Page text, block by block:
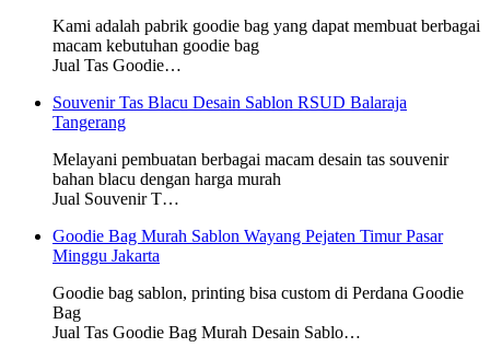
Kami adalah pabrik goodie bag yang dapat membuat berbagai
macam kebutuhan goodie bag
Jual Tas Goodie…
Souvenir Tas Blacu Desain Sablon RSUD Balaraja
Tangerang
Melayani pembuatan berbagai macam desain tas souvenir
bahan blacu dengan harga murah
Jual Souvenir T…
Goodie Bag Murah Sablon Wayang Pejaten Timur Pasar
Minggu Jakarta
Goodie bag sablon, printing bisa custom di Perdana Goodie
Bag
Jual Tas Goodie Bag Murah Desain Sablo…